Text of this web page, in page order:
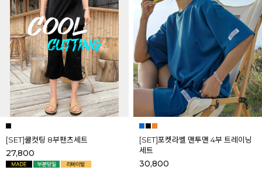
[SET]쿨컷팅 8부팬츠세트
27,800
[SET]포켓라벨 맨투맨 4부 트레이닝
세트
30,800